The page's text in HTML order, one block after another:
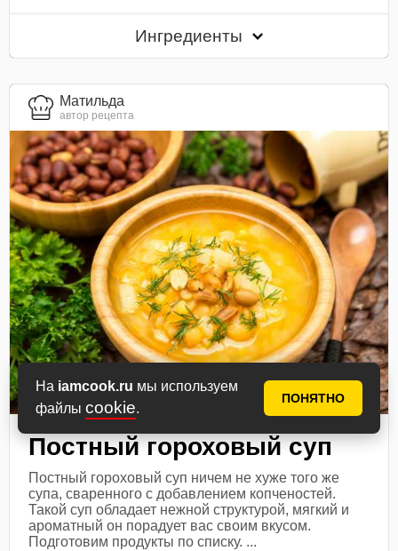
На iamcook.ru мы используем
файлы cookie.
ПОНЯТНО
Ингредиенты
Матильда
автор рецепта
Постный гороховый суп
Постный гороховый суп ничем не хуже того же
супа, сваренного с добавлением копченостей.
Такой суп обладает нежной структурой, мягкий и
ароматный он порадует вас своим вкусом.
Подготовим продукты по списку. ...